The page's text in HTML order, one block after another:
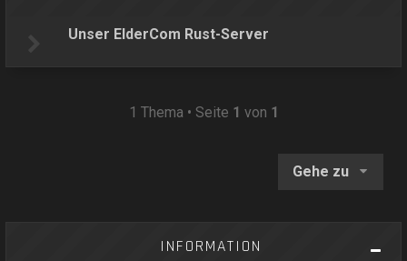
Unser ElderCom Rust-Server
1 Thema • Seite 1 von 1
Gehe zu
INFORMATION